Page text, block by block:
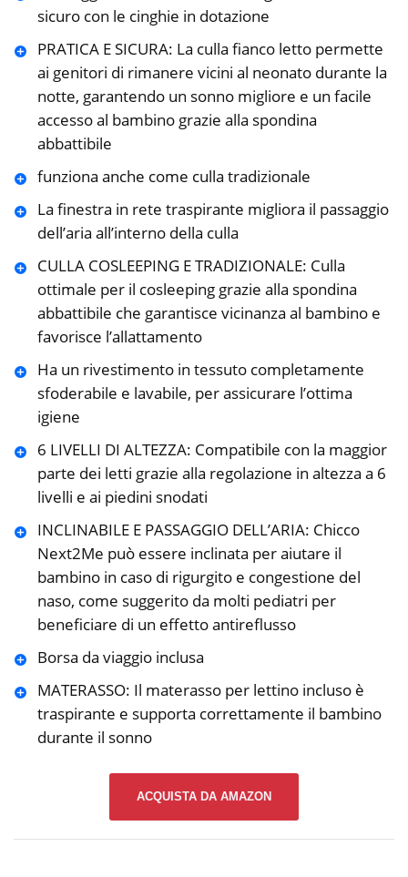
sicuro con le cinghie in dotazione
PRATICA E SICURA: La culla fianco letto permette
ai genitori di rimanere vicini al neonato durante la
notte, garantendo un sonno migliore e un facile
accesso al bambino grazie alla spondina
abbattibile
funziona anche come culla tradizionale
La finestra in rete traspirante migliora il passaggio
dell’aria all’interno della culla
CULLA COSLEEPING E TRADIZIONALE: Culla
ottimale per il cosleeping grazie alla spondina
abbattibile che garantisce vicinanza al bambino e
favorisce l’allattamento
Ha un rivestimento in tessuto completamente
sfoderabile e lavabile, per assicurare l’ottima
igiene
6 LIVELLI DI ALTEZZA: Compatibile con la maggior
parte dei letti grazie alla regolazione in altezza a 6
livelli e ai piedini snodati
INCLINABILE E PASSAGGIO DELL’ARIA: Chicco
Next2Me può essere inclinata per aiutare il
bambino in caso di rigurgito e congestione del
naso, come suggerito da molti pediatri per
beneficiare di un effetto antireflusso
Borsa da viaggio inclusa
MATERASSO: Il materasso per lettino incluso è
traspirante e supporta correttamente il bambino
durante il sonno
ACQUISTA DA AMAZON